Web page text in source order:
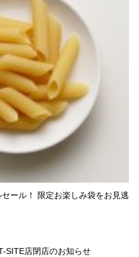
ール！ 限定お楽しみ袋をお見逃
SITE店閉店のお知らせ